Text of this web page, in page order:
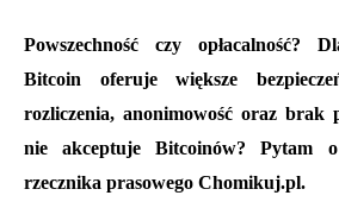
Powszechność czy opłacalność?
Bitcoin oferuje większe
rozliczenia, anonimowość oraz
nie akceptuje Bitcoinów? Pytam
rzecznika prasowego Chomikuj.pl.